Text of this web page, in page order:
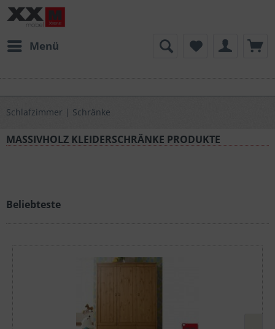
Menü
Schlafzimmer | Schränke
MASSIVHOLZ KLEIDERSCHRÄNKE PRODUKTE
Beliebteste